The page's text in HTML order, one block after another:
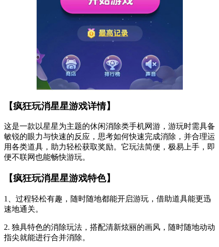
【疯狂玩消星星游戏详情】
这是一款以星星为主题的休闲消除类手机网游，游玩时需具备
敏锐的眼力与快速的反应，思考如何快速完成消除，并合理运
用各类道具，助力轻松获取奖励。它玩法简便，极易上手，即
便不联网也能畅快游玩。
【疯狂玩消星星游戏特色】
1、过程轻松有趣，随时随地都能开启游玩，借助道具能更迅
速地通关。
2. 独具特色的消除玩法，搭配清新炫丽的画风，随时随地动动
指尖就能进行合并消除。